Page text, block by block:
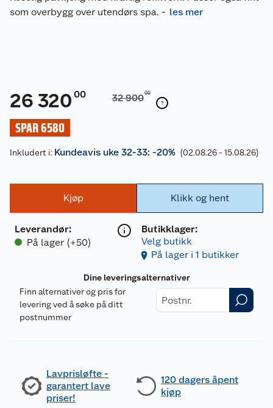
som overbygg over utendørs spa. - les mer
26 320 00 32 90000
SPAR 6580
Inkludert i: Kundeavis uke 32-33: -20% (02.08.26 - 15.08.26)
Kjøp
Leverandør:
På lager (+50)
Klikk og hent
Butikklager:
Velg butikk
På lager i 1 butikker
Dine leveringsalternativer
Finn alternativer og pris for
levering ved å søke på ditt
postnummer
Lavprisløfte -
garantert lave
priser!
120 dagers åpent
kjøp